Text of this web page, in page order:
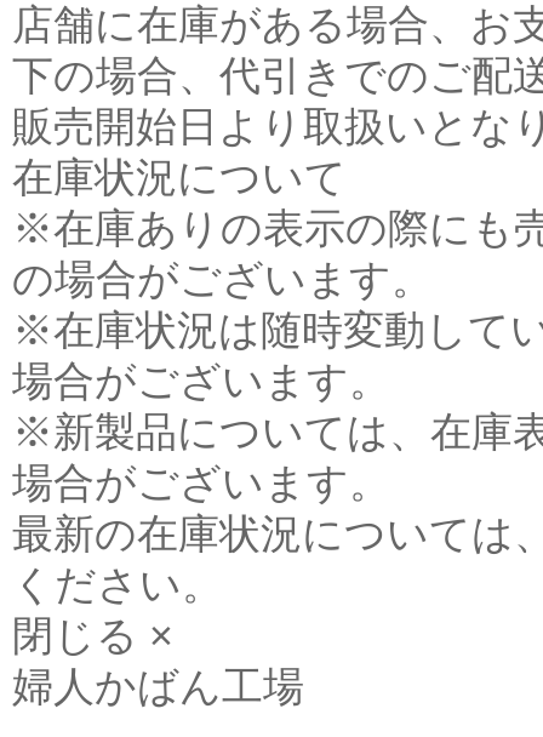
店舗に在庫がある場合、お
下の場合、代引きでのご配
販売開始日より取扱いとな
在庫状況について
※在庫ありの表示の際にも
の場合がございます。
※在庫状況は随時変動して
場合がございます。
※新製品については、在庫
場合がございます。
最新の在庫状況については
ください。
閉じる ×
婦人かばん工場